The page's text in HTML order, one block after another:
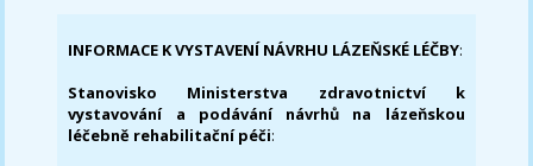
INFORMACE K VYSTAVENÍ NÁVRHU LÁZEŇSKÉ LÉČBY:
Stanovisko Ministerstva zdravotnictví k
vystavování a podávání návrhů na lázeňskou
léčebně rehabilitační péči: